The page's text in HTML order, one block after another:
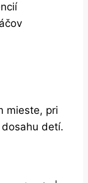
mieste, pri
detí.